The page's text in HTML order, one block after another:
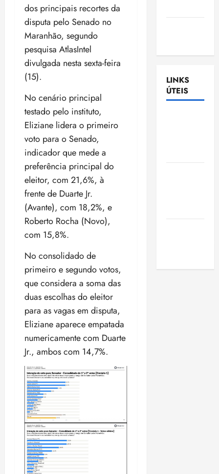
dos principais recortes da
disputa pelo Senado no
Maranhão, segundo
pesquisa AtlasIntel
divulgada nesta sexta-feira
(15).
No cenário principal
testado pelo instituto,
Eliziane lidera o primeiro
voto para o Senado,
indicador que mede a
preferência principal do
eleitor, com 21,6%, à
frente de Duarte Jr.
(Avante), com 18,2%, e
Roberto Rocha (Novo),
com 15,8%.
No consolidado de
primeiro e segundo votos,
que considera a soma das
duas escolhas do eleitor
para as vagas em disputa,
Eliziane aparece empatada
numericamente com Duarte
Jr., ambos com 14,7%.
LINKS
ÚTEIS